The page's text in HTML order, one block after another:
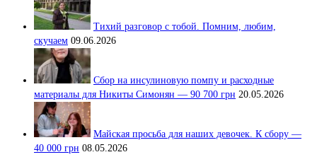
Тихий разговор с тобой. Помним, любим,
скучаем 09.06.2026
Сбор на инсулиновую помпу и расходные
материалы для Никиты Симонян — 90 700 грн 20.05.2026
Майская просьба для наших девочек. К сбору —
40 000 грн 08.05.2026